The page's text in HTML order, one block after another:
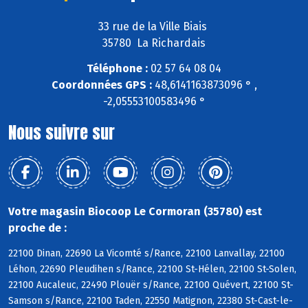
33 rue de la Ville Biais
35780 La Richardais
Téléphone : 02 57 64 08 04
Coordonnées GPS :48,6141163873096 ° ,
-2,05553100583496 °
Nous suivre sur
Votre magasin Biocoop Le Cormoran (35780) est
proche de :
22100 Dinan, 22690 La Vicomté s/Rance, 22100 Lanvallay, 22100
Léhon, 22690 Pleudihen s/Rance, 22100 St-Hélen, 22100 St-Solen,
22100 Aucaleuc, 22490 Plouër s/Rance, 22100 Quévert, 22100 St-
Samson s/Rance, 22100 Taden, 22550 Matignon, 22380 St-Cast-le-